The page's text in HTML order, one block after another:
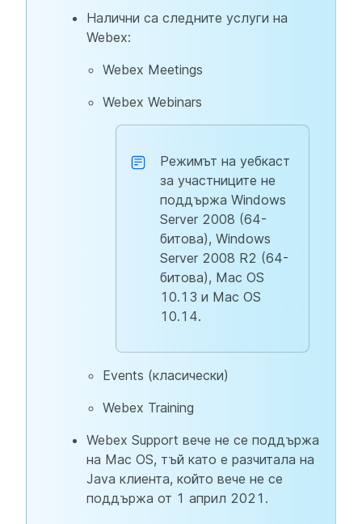
Налични са следните услуги на
Webex:
Webex Meetings
Webex Webinars
Режимът на уебкаст
за участниците не
поддържа Windows
Server 2008 (64-
битова), Windows
Server 2008 R2 (64-
битова), Mac OS
10.13 и Mac OS
10.14.
Events (класически)
Webex Training
Webex Support вече не се поддържа
на Mac OS, тъй като е разчитала на
Java клиента, който вече не се
поддържа от 1 април 2021.